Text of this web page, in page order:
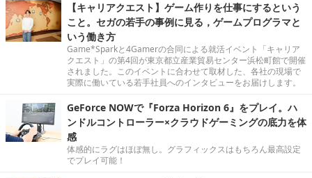
【キャリアクエスト】ゲーム作りを仕事にするという
こと。セガの若手の事例に見る，ゲームプログラマと
いう働き方
Game*Sparkと4Gamerの合同による就活イベント「キャリア
クエスト」の第4回が東京都立産業貿易センター浜松町館で開催
されました。このイベントに合わせて取材した、各社の現場で
実際に働いている若手社員へのインタビューをお届けします。
GeForce NOWで『Forza Horizon 6』をプレイ。ハ
ンドルコントローラー×クラウドゲーミングの底力を体
感
体感的にラグはほぼ無し。グラフィックスはもちろん最高設定
でプレイ可能！